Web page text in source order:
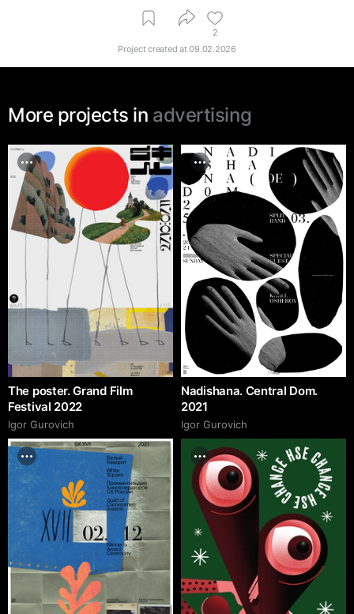
2
Project created at09.02.2026
More projects in advertising
The poster. Grand Film
Festival 2022
Igor Gurovich
Nadishana. Central Dom.
2021
Igor Gurovich